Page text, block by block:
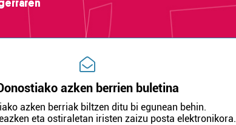
azken berrien buletina
azken berriak biltzen ditu bi egunean behin.
eta ostiraletan iristen zaizu posta elektronikora.